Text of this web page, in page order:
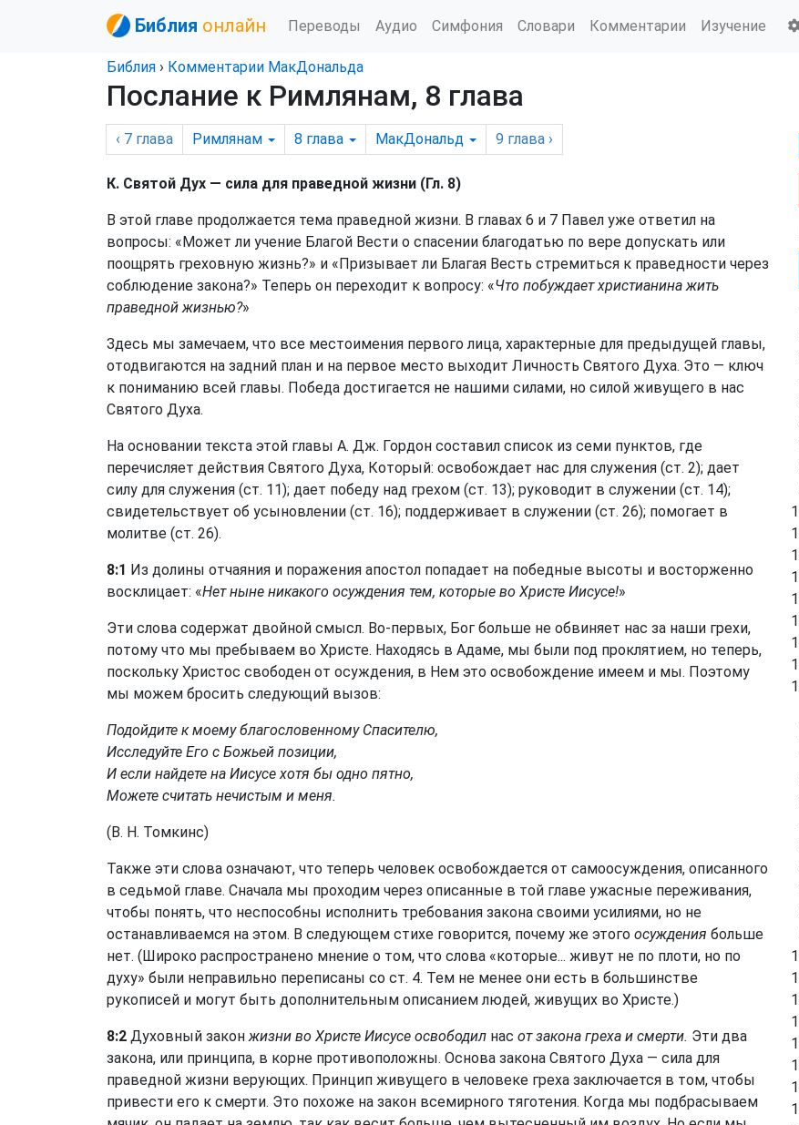
Библия онлайн Переводы Аудио Симфония Словари Комментарии Изучение
Библия › Комментарии МакДональда
Послание к Римлянам, 8 глава
‹ 7 глава Римлянам 8 глава МакДональд 9 глава ›
К. Святой Дух — сила для праведной жизни (Гл. 8)
В этой главе продолжается тема праведной жизни. В главах 6 и 7 Павел уже ответил на
вопросы: «Может ли учение Благой Вести о спасении благодатью по вере допускать или
поощрять греховную жизнь?» и «Призывает ли Благая Весть стремиться к праведности через
соблюдение закона?» Теперь он переходит к вопросу: «Что побуждает христианина жить
праведной жизнью?»
Здесь мы замечаем, что все местоимения первого лица, характерные для предыдущей главы,
отодвигаются на задний план и на первое место выходит Личность Святого Духа. Это — ключ
к пониманию всей главы. Победа достигается не нашими силами, но силой живущего в нас
Святого Духа.
На основании текста этой главы А. Дж. Гордон составил список из семи пунктов, где
перечисляет действия Святого Духа, Который: освобождает нас для служения (ст. 2); дает
силу для служения (ст. 11); дает победу над грехом (ст. 13); руководит в служении (ст. 14);
свидетельствует об усыновлении (ст. 16); поддерживает в служении (ст. 26); помогает в
молитве (ст. 26).
8:1 Из долины отчаяния и поражения апостол попадает на победные высоты и восторженно
восклицает: «Нет ныне никакого осуждения тем, которые во Христе Иисусе!»
Эти слова содержат двойной смысл. Во-первых, Бог больше не обвиняет нас за наши грехи,
потому что мы пребываем во Христе. Находясь в Адаме, мы были под проклятием, но теперь,
поскольку Христос свободен от осуждения, в Нем это освобождение имеем и мы. Поэтому
мы можем бросить следующий вызов:
Подойдите к моему благословенному Спасителю,
Исследуйте Его с Божьей позиции,
И если найдете на Иисусе хотя бы одно пятно,
Можете считать нечистым и меня.
(В. Н. Томкинс)
Также эти слова означают, что теперь человек освобождается от самоосуждения, описанного
в седьмой главе. Сначала мы проходим через описанные в той главе ужасные переживания,
чтобы понять, что неспособны исполнить требования закона своими усилиями, но не
останавливаемся на этом. В следующем стихе говорится, почему же этого осуждения больше
нет. (Широко распространено мнение о том, что слова «которые... живут не по плоти, но по
духу» были неправильно переписаны со ст. 4. Тем не менее они есть в большинстве
рукописей и могут быть дополнительным описанием людей, живущих во Христе.)
8:2 Духовный законжизни во Христе Иисусе освободил нас от закона греха и смерти. Эти два
закона, или принципа, в корне противоположны. Основа закона Святого Духа — сила для
праведной жизни верующих. Принцип живущего в человеке греха заключается в том, чтобы
привести его к смерти. Это похоже на закон всемирного тяготения. Когда мы подбрасываем